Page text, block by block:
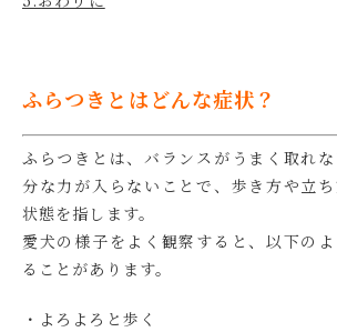
ふらつきとはどんな症状？
ふらつきとは、バランスがうまく取れ
分な力が入らないことで、歩き方や立
状態を指します。
愛犬の様子をよく観察すると、以下の
ることがあります。
・よろよろと歩く